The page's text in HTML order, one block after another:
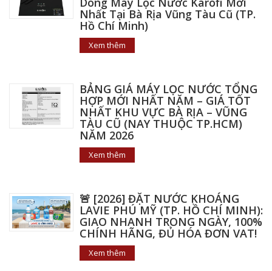
Nhất Tại Bà Rịa Vũng Tàu Cũ (TP.
Hồ Chí Minh)
Xem thêm
BẢNG GIÁ MÁY LỌC NƯỚC TỔNG
HỢP MỚI NHẤT NĂM – GIÁ TỐT
NHẤT KHU VỰC BÀ RỊA – VŨNG
TÀU CŨ (NAY THUỘC TP.HCM)
NĂM 2026
Xem thêm
🚨 [2026] ĐẶT NƯỚC KHOÁNG
LAVIE PHÚ MỸ (TP. HỒ CHÍ MINH):
GIAO NHANH TRONG NGÀY, 100%
CHÍNH HÃNG, ĐỦ HÓA ĐƠN VAT!
Xem thêm